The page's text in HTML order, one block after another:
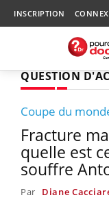
INSCRIPTION
QUESTION
Coupe du
Fracture
quelle est
souffre
Par Diane